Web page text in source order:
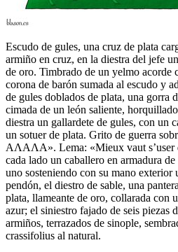
Escudo de gules, una cruz de plata
armiño en cruz, en la diestra del jefe
de oro. Timbrado de un yelmo acorde
corona de barón sumada al escudo y
de gules doblados de plata, una gorra
cimada de un león saliente,
diestra un gallardete de gules, con un
un sotuer de plata. Grito de guerra
ΑΛΑΛΑ». Lema: «Mieux vaut s’user
cada lado un caballero en armadura
uno sosteniendo con su mano exterior
pendón, el diestro de sable, una
plata, llameante de oro, collarada con
azur; el siniestro fajado de seis piezas
armiños, terrazados de sinople,
crassifolius al natural.